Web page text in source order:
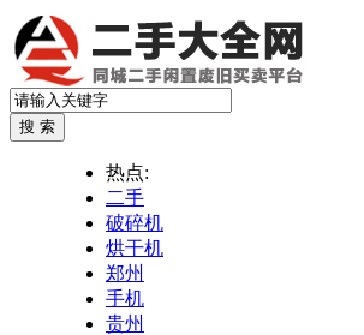
热点:
二手
破碎机
烘干机
郑州
手机
贵州